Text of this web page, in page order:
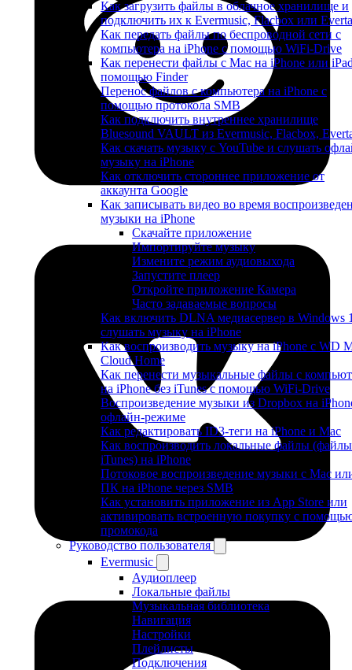
Как загрузить файлы в облачное хранилище и
подключить их к Evermusic, Flacbox или
Как передать файлы по беспроводной сети с
компьютера на iPhone с помощью WiFi-Drive
Как перенести файлы с Mac на iPhone или
помощью Finder
Перенос файлов с компьютера на iPhone с
помощью протокола SMB
Как подключить внутреннее хранилище
Bluesound VAULT из Evermusic, Flacbox,
Как скачать музыку с YouTube и слушать
музыку на iPhone
Как отключить стороннее приложение от
аккаунта Google
Как записывать видео во время
музыки на iPhone
Скачайте приложение
Импортируйте музыку
Измените режим аудиовыхода
Запустите плеер
Откройте приложение Камера
Часто задаваемые вопросы
Как включить DLNA медиасервер в Windows
слушать музыку на iPhone
Как воспроизводить музыку на iPhone с WD
Cloud Home
Как перенести музыкальные файлы с
на iPhone без iTunes с помощью WiFi-Drive
Воспроизведение музыки из Dropbox на
офлайн-режиме
Как редактировать ID3-теги на iPhone и Mac
Как воспроизводить локальные файлы (файлы
iTunes) на iPhone
Потоковое воспроизведение музыки с Mac
ПК на iPhone через SMB
Как установить приложение из App Store или
активировать встроенную покупку с
промокода
Руководство пользователя
Evermusic
Аудиоплеер
Локальные файлы
Музыкальная библиотека
Навигация
Настройки
Плейлисты
Подключения